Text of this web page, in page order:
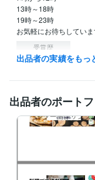
13時～18時
19時～23時
お気軽にお待ちしてい
受賞歴
講談社　イラストレー
資格・検定
実務者研修 取得年 :
得意分野
これ
心の整え方 メンタル
出品者の実績をもっ
出品者のポート